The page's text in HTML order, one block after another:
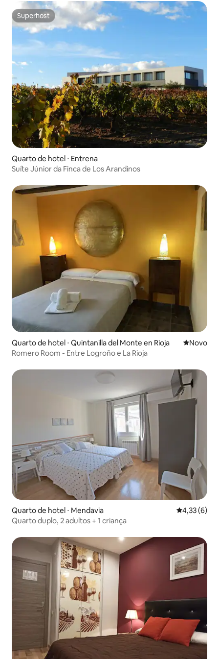
Superhost
Superhost
Quarto de hotel ⋅ Entrena
Suíte Júnior da Finca de Los Arandinos
Quarto de hotel ⋅ Quintanilla del Monte en Rioja Novo
Novo
Romero Room - Entre Logroño e La Rioja
Quarto de hotel ⋅ Mendavia 4,33 de
4,33 (6)
Quarto duplo, 2 adultos + 1 criança